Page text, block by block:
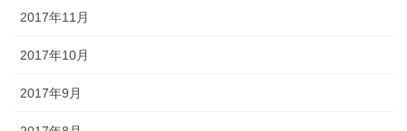
2017年11月
2017年10月
2017年9月